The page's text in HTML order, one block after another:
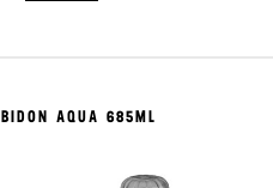
BIDON AQUA 685ML